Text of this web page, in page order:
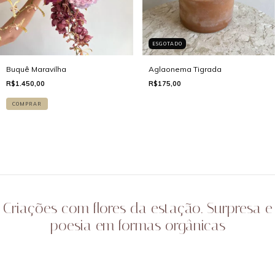
Buquê Maravilha
R$1.450,00
COMPRAR
ESGOTADO
Aglaonema Tigrada
R$175,00
Criações com flores da estação. Surpresa e
poesia em formas orgânicas